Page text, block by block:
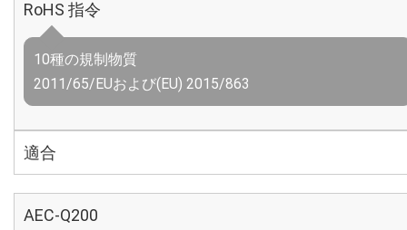
RoHS 指令
10種の規制物質
2011/65/EUおよび(EU) 2015/863
適合
AEC-Q200